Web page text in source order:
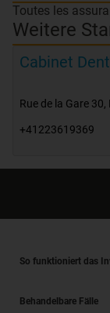
Toutes les
Weitere
Cabinet
Rue de la Gare 30,
+41223619369
So funktioniert das
Behandelbare Fälle